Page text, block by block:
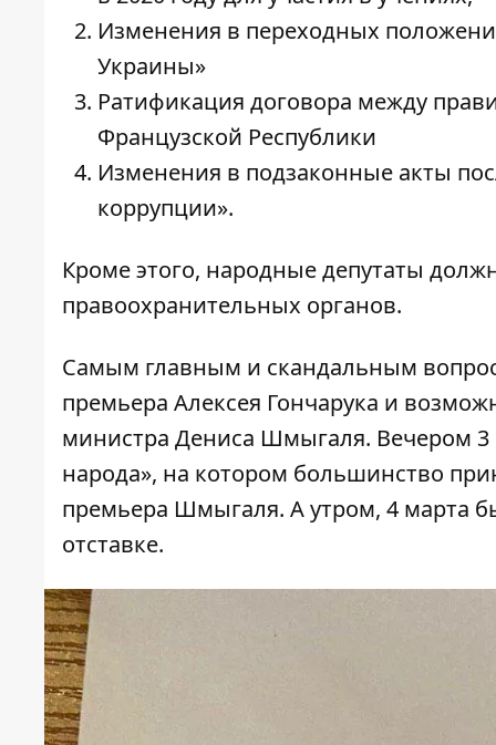
Изменения в переходных
Украины»
Ратификация договора между
Французской Республики
Изменения в подзаконные акты
коррупции».
Кроме этого, народные депутаты
правоохранительных органов.
Самым главным и скандальным
премьера Алексея Гончарука и
министра Дениса Шмыгаля. Вечером 3
народа», на котором большинство
премьера Шмыгаля. А утром, 4 марта
отставке.